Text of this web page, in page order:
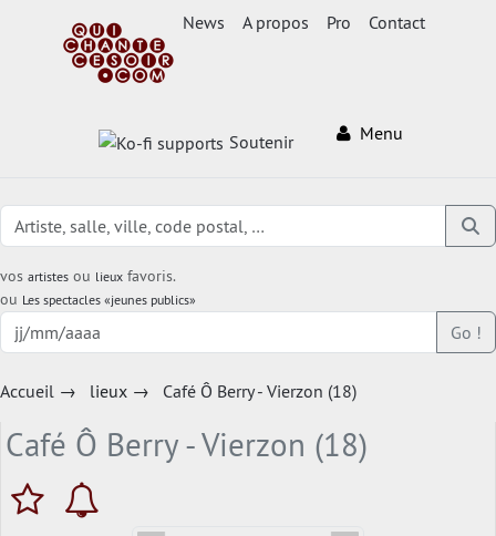
News A propos Pro Contact
Soutenir Menu
vos artistes ou lieux favoris.
ou Les spectacles «jeunes publics»
Go !
Accueil → lieux → Café Ô Berry - Vierzon (18)
Café Ô Berry - Vierzon (18)